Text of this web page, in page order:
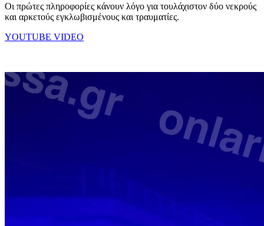
Οι πρώτες πληροφορίες κάνουν λόγο για τουλάχιστον δύο νεκρούς
και αρκετούς εγκλωβισμένους και τραυματίες.
YOUTUBE VIDEO